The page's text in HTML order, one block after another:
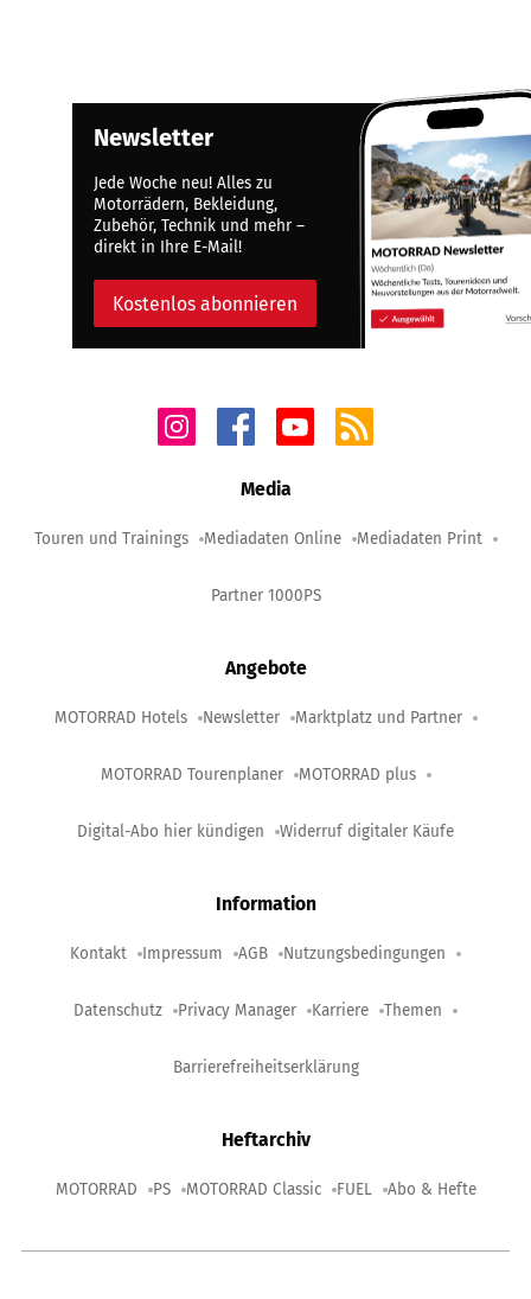
Newsletter
Jede Woche neu! Alles zu
Motorrädern, Bekleidung,
Zubehör, Technik und mehr –
direkt in Ihre E-Mail!
Kostenlos abonnieren
Media
Touren und Trainings Mediadaten Online Mediadaten Print
Partner 1000PS
Angebote
MOTORRAD Hotels Newsletter Marktplatz und Partner
MOTORRAD Tourenplaner MOTORRAD plus
Digital-Abo hier kündigen Widerruf digitaler Käufe
Information
Kontakt Impressum AGB Nutzungsbedingungen
Datenschutz Privacy Manager Karriere Themen
Barrierefreiheitserklärung
Heftarchiv
MOTORRAD PS MOTORRAD Classic FUEL Abo & Hefte